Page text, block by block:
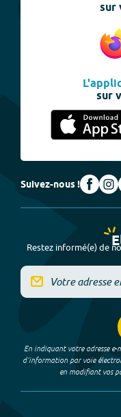
sur
sur
Suivez-nous !
Restez informé(e) de
En indiquant votre adresse e-
d’information par voie
en modifiant vos